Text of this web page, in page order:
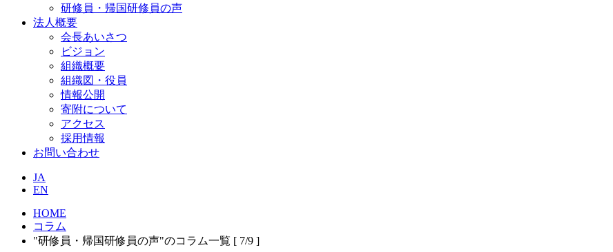
研修員・帰国研修員の声
法人概要
会長あいさつ
ビジョン
組織概要
組織図・役員
情報公開
寄附について
アクセス
採用情報
お問い合わせ
JA
EN
HOME
コラム
"研修員・帰国研修員の声"のコラム一覧 [ 7/9 ]